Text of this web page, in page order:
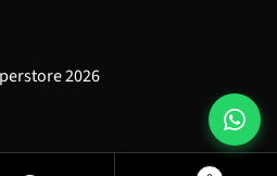
2026